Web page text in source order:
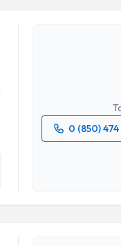
0 (850) 474
Dr. Barış Peker